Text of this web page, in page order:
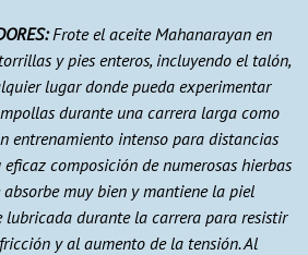
Frote el aceite Mahanarayan en
y pies enteros, incluyendo el talón,
lugar donde pueda experimentar
durante una carrera larga como
entrenamiento intenso para distancias
eficaz composición de numerosas hierbas
absorbe muy bien y mantiene la piel
durante la carrera para resistir
y al aumento de la tensión. Al